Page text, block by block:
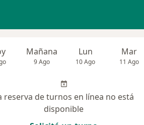
Mañana
9 Ago
Lun
10 Ago
Mar
11 Ago
reserva de turnos en línea no está
disponible